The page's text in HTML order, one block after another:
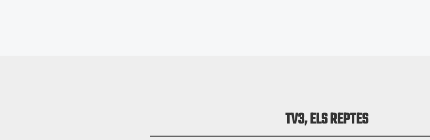
TV3, ELS REPTES